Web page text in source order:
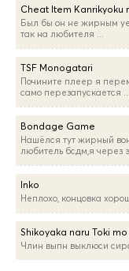
Cheat Item Kanrikyoku
Был бы он не жирным
так на любителя ...
TSF Monogatari
Почините плеер я
само перезапускается ...
Bondage Game
Нашёлся тут жирный
любитель бсдм,я через
Inko
Неплохо, концовка
Shikoyaka naru Toki
Члин выпн выклюси